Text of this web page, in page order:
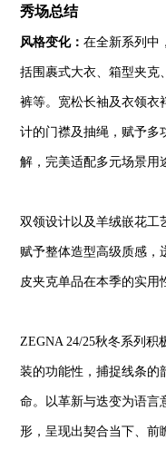
秀场总结
风格变化：在全新系列中
括围裹式大衣、箱型夹克
裤等。宽松长袖及衣领衣
计的门襟及抽绳，赋予多
解，完美适配多元场景用
双领设计以及羊绒嵌花工
赋予整体造型高级质感，
皮夹克单品在本季的实用
ZEGNA 24/25秋冬系列
装的功能性，捕捉线条的
命。以革新与迭变为语言
形，呈现出契合当下、前